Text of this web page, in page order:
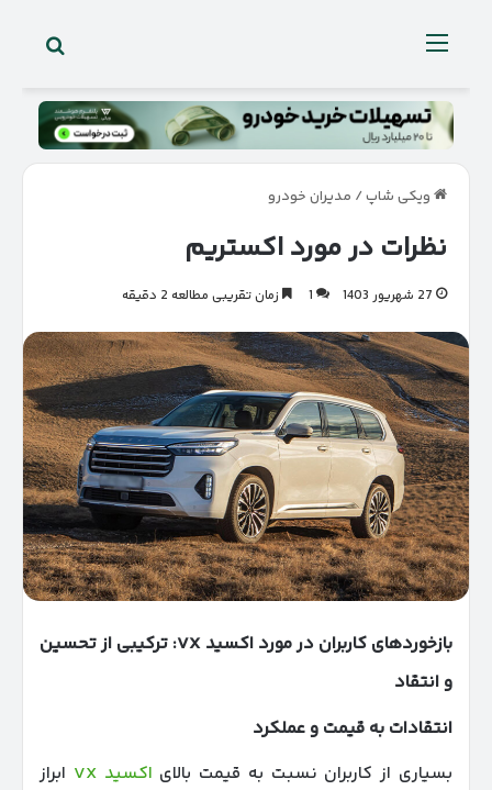
منو
ویکی شاپ/ مدیران خودرو
نظرات در مورد اکستریم
27 شهریور 1403 1 زمان تقریبی مطالعه 2 دقیقه
بازخوردهای کاربران در مورد اکسیدVX: ترکیبی از تحسین
و انتقاد
انتقادات به قیمت و عملکرد
بسیاری از کاربران نسبت به قیمت بالای اکسید VX
ابراز